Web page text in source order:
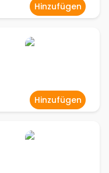
Hinzufügen
Hinzufügen